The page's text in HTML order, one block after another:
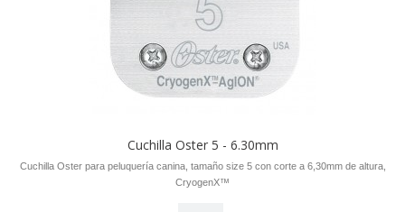
Cuchilla Oster 5 - 6.30mm
Cuchilla Oster para peluquería canina, tamaño size 5 con corte a 6,30mm de altura,
CryogenX™